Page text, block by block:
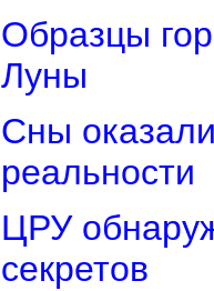
Образцы
Луны
Сны
реальности
ЦРУ
секретов